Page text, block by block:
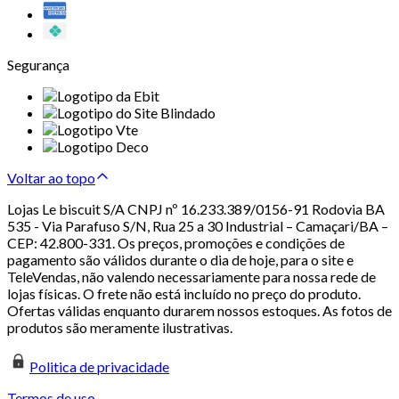
Segurança
Voltar ao topo
Lojas Le biscuit S/A CNPJ nº 16.233.389/0156-91 Rodovia BA
535 - Via Parafuso S/N, Rua 25 a 30 Industrial – Camaçari/BA –
CEP: 42.800-331. Os preços, promoções e condições de
pagamento são válidos durante o dia de hoje, para o site e
TeleVendas, não valendo necessariamente para nossa rede de
lojas físicas. O frete não está incluído no preço do produto.
Ofertas válidas enquanto durarem nossos estoques. As fotos de
produtos são meramente ilustrativas.
Politica de privacidade